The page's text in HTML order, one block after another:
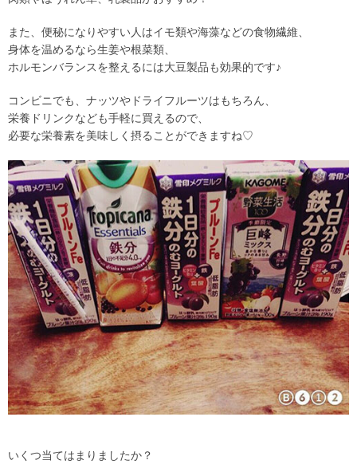
また、便秘になりやすい人はイモ類や海藻などの食物繊維、
身体を温めるなら生姜や根菜類、
ホルモンバランスを整えるには大豆製品も効果的です♪
コンビニでも、ナッツやドライフルーツはもちろん、
栄養ドリンクなども手軽に買えるので、
必要な栄養素を美味しく摂ることができますね♡
いくつ当てはまりましたか？